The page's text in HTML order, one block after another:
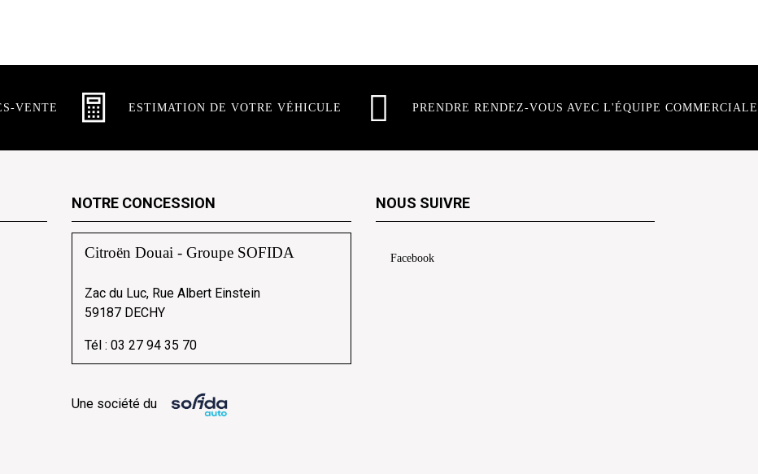
VENTE ESTIMATION DE VOTRE VÉHICULE PRENDRE RENDEZ-VOUS AVEC L'ÉQUIPE COMMERCIALE
NOTRE CONCESSION
Citroën Douai - Groupe SOFIDA
Zac du Luc, Rue Albert Einstein
59187 DECHY
Tél :03 27 94 35 70
Une société du
NOUS SUIVRE
Facebook